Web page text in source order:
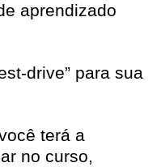
aprendizado
drive” para sua
terá a
no curso,